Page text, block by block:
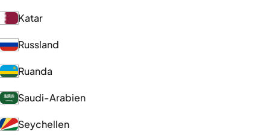
Katar
Russland
Ruanda
Saudi-Arabien
Seychellen